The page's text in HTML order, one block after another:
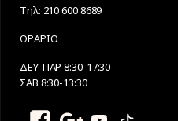
Τηλ: 210 600 8689
ΩΡΑΡΙΟ
ΔΕΥ-ΠΑΡ 8:30-17:30
ΣΑΒ 8:30-13:30